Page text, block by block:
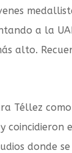
a la
alto.
Téllez
coincidieron
donde